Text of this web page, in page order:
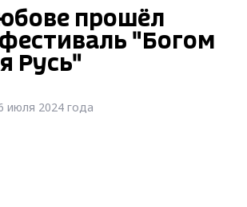
прошёл
"Богом
Русь"
июля 2024 года